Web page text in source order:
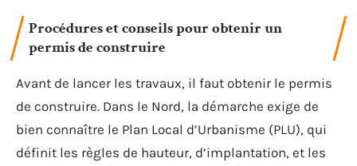
Procédures et conseils pour obtenir un
permis de construire
Avant de lancer les travaux, il faut obtenir le permis
de construire. Dans le Nord, la démarche exige de
bien connaître le Plan Local d’Urbanisme (PLU), qui
définit les règles de hauteur, d’implantation, et les